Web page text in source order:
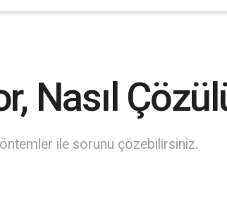
Nasıl
ile sorunu çözebilirsiniz.